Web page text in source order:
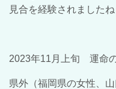
見合を経験されましたね
2023年11月上旬 運命
県外（福岡県の女性、